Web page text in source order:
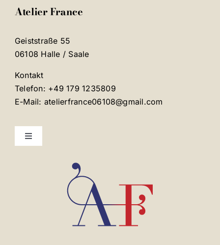
Atelier France
Geiststraße 55
06108 Halle / Saale
Kontakt
Telefon: +49 179 1235809
E-Mail: atelierfrance06108@gmail.com
Toggle
Mentions légales